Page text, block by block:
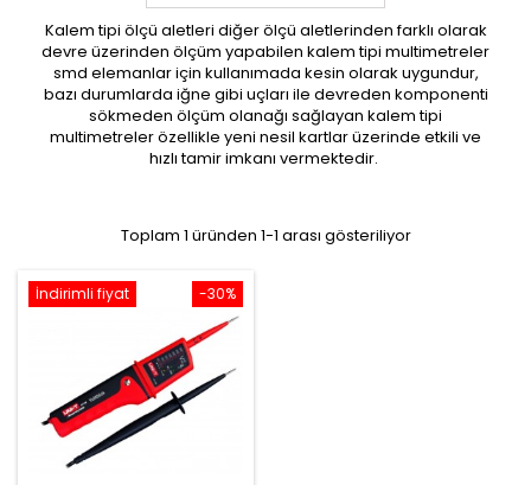
Kalem tipi ölçü aletleri diğer ölçü aletlerinden farklı olarak
devre üzerinden ölçüm yapabilen kalem tipi multimetreler
smd elemanlar için kullanımada kesin olarak uygundur,
bazı durumlarda iğne gibi uçları ile devreden komponenti
sökmeden ölçüm olanağı sağlayan kalem tipi
multimetreler özellikle yeni nesil kartlar üzerinde etkili ve
hızlı tamir imkanı vermektedir.
Toplam 1 üründen 1-1 arası gösteriliyor
-30%
İndirimli fiyat